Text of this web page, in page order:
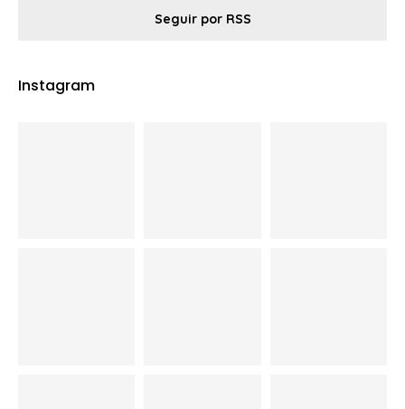
Seguir por RSS
Instagram